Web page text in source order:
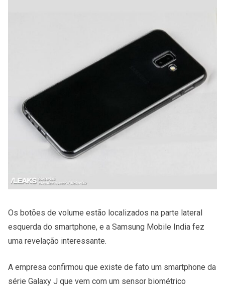
Os botões de volume estão localizados na parte lateral
esquerda do smartphone, e a Samsung Mobile India fez
uma revelação interessante.
A empresa confirmou que existe de fato um smartphone da
série Galaxy J que vem com um sensor biométrico